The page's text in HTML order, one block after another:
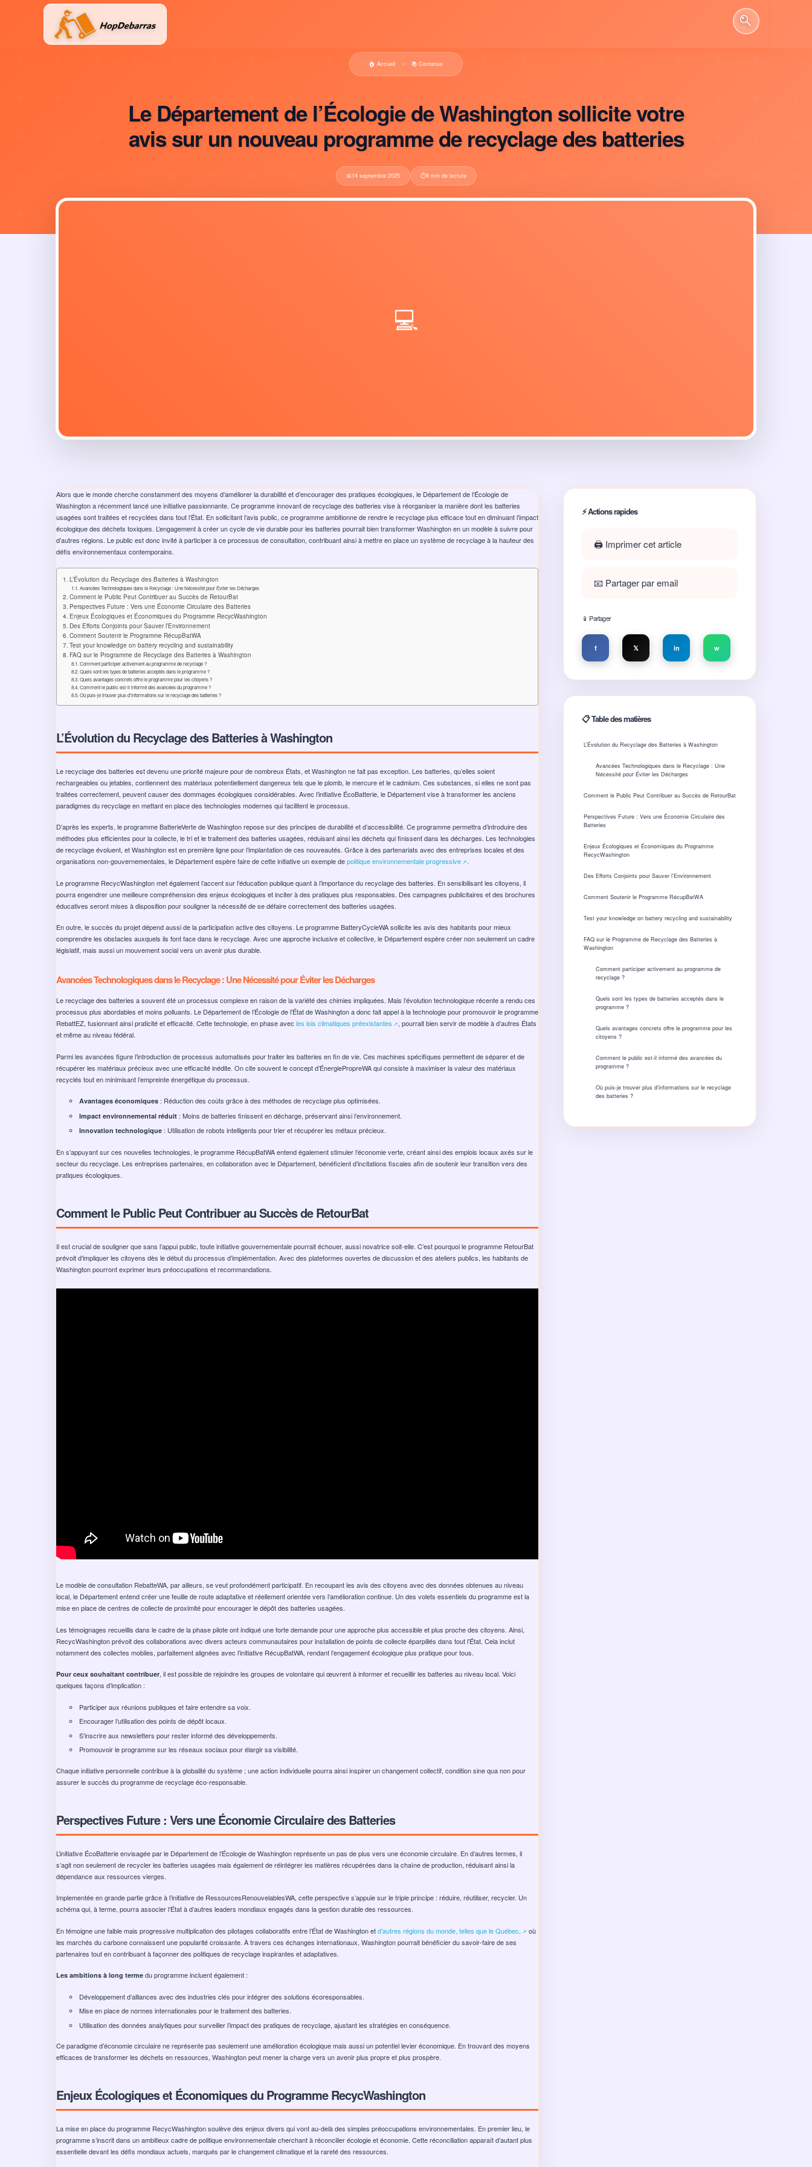
🏠 Accueil • 📚 Contenus
Le Département de l’Écologie de Washington sollicite votre
avis sur un nouveau programme de recyclage des batteries
📅14 septembre 2025 ⏱️9 min de lecture
💻
Alors que le monde cherche constamment des moyens d’améliorer la durabilité et d’encourager des pratiques écologiques, le Département de l’Écologie de
Washington a récemment lancé une initiative passionnante. Ce programme innovant de recyclage des batteries vise à réorganiser la manière dont les batteries
usagées sont traitées et recyclées dans tout l’État. En sollicitant l’avis public, ce programme ambitionne de rendre le recyclage plus efficace tout en diminuant l’impact
écologique des déchets toxiques. L’engagement à créer un cycle de vie durable pour les batteries pourrait bien transformer Washington en un modèle à suivre pour
d’autres régions. Le public est donc invité à participer à ce processus de consultation, contribuant ainsi à mettre en place un système de recyclage à la hauteur des
défis environnementaux contemporains.
L’Évolution du Recyclage des Batteries à Washington
Avancées Technologiques dans le Recyclage : Une Nécessité pour Éviter les Décharges
Comment le Public Peut Contribuer au Succès de RetourBat
Perspectives Future : Vers une Économie Circulaire des Batteries
Enjeux Écologiques et Économiques du Programme RecycWashington
Des Efforts Conjoints pour Sauver l’Environnement
Comment Soutenir le Programme RécupBatWA
Test your knowledge on battery recycling and sustainability
FAQ sur le Programme de Recyclage des Batteries à Washington
Comment participer activement au programme de recyclage ?
Quels sont les types de batteries acceptés dans le programme ?
Quels avantages concrets offre le programme pour les citoyens ?
Comment le public est-il informé des avancées du programme ?
Où puis-je trouver plus d'informations sur le recyclage des batteries ?
L’Évolution du Recyclage des Batteries à Washington
Le recyclage des batteries est devenu une priorité majeure pour de nombreux États, et Washington ne fait pas exception. Les batteries, qu’elles soient
rechargeables ou jetables, contiennent des matériaux potentiellement dangereux tels que le plomb, le mercure et le cadmium. Ces substances, si elles ne sont pas
traitées correctement, peuvent causer des dommages écologiques considérables. Avec l’initiative ÉcoBatterie, le Département vise à transformer les anciens
paradigmes du recyclage en mettant en place des technologies modernes qui facilitent le processus.
D’après les experts, le programme BatterieVerte de Washington repose sur des principes de durabilité et d’accessibilité. Ce programme permettra d’introduire des
méthodes plus efficientes pour la collecte, le tri et le traitement des batteries usagées, réduisant ainsi les déchets qui finissent dans les décharges. Les technologies
de recyclage évoluent, et Washington est en première ligne pour l’implantation de ces nouveautés. Grâce à des partenariats avec des entreprises locales et des
organisations non-gouvernementales, le Département espère faire de cette initiative un exemple depolitique environnementale progressive ↗️.
Le programme RecycWashington met également l’accent sur l’éducation publique quant à l’importance du recyclage des batteries. En sensibilisant les citoyens, il
pourra engendrer une meilleure compréhension des enjeux écologiques et inciter à des pratiques plus responsables. Des campagnes publicitaires et des brochures
éducatives seront mises à disposition pour souligner la nécessité de se défaire correctement des batteries usagées.
En outre, le succès du projet dépend aussi de la participation active des citoyens. Le programme BatteryCycleWA sollicite les avis des habitants pour mieux
comprendre les obstacles auxquels ils font face dans le recyclage. Avec une approche inclusive et collective, le Département espère créer non seulement un cadre
législatif, mais aussi un mouvement social vers un avenir plus durable.
Avancées Technologiques dans le Recyclage : Une Nécessité pour Éviter les Décharges
Le recyclage des batteries a souvent été un processus complexe en raison de la variété des chimies impliquées. Mais l’évolution technologique récente a rendu ces
processus plus abordables et moins polluants. Le Département de l’Écologie de l’État de Washington a donc fait appel à la technologie pour promouvoir le programme
RebattEZ, fusionnant ainsi praticité et efficacité. Cette technologie, en phase avec les lois climatiques préexistantes ↗️, pourrait bien servir de modèle à d’autres États
et même au niveau fédéral.
Parmi les avancées figure l’introduction de processus automatisés pour traiter les batteries en fin de vie. Ces machines spécifiques permettent de séparer et de
récupérer les matériaux précieux avec une efficacité inédite. On cite souvent le concept d’ÉnergiePropreWA qui consiste à maximiser la valeur des matériaux
recyclés tout en minimisant l’empreinte énergétique du processus.
Avantages économiques : Réduction des coûts grâce à des méthodes de recyclage plus optimisées.
Impact environnemental réduit : Moins de batteries finissent en décharge, préservant ainsi l’environnement.
Innovation technologique : Utilisation de robots intelligents pour trier et récupérer les métaux précieux.
En s’appuyant sur ces nouvelles technologies, le programme RécupBatWA entend également stimuler l’économie verte, créant ainsi des emplois locaux axés sur le
secteur du recyclage. Les entreprises partenaires, en collaboration avec le Département, bénéficient d’incitations fiscales afin de soutenir leur transition vers des
pratiques écologiques.
Comment le Public Peut Contribuer au Succès de RetourBat
Il est crucial de souligner que sans l’appui public, toute initiative gouvernementale pourrait échouer, aussi novatrice soit-elle. C’est pourquoi le programme RetourBat
prévoit d’impliquer les citoyens dès le début du processus d’implémentation. Avec des plateformes ouvertes de discussion et des ateliers publics, les habitants de
Washington pourront exprimer leurs préoccupations et recommandations.
Le modèle de consultation RebatteWA, par ailleurs, se veut profondément participatif. En recoupant les avis des citoyens avec des données obtenues au niveau
local, le Département entend créer une feuille de route adaptative et réellement orientée vers l’amélioration continue. Un des volets essentiels du programme est la
mise en place de centres de collecte de proximité pour encourager le dépôt des batteries usagées.
Les témoignages recueillis dans le cadre de la phase pilote ont indiqué une forte demande pour une approche plus accessible et plus proche des citoyens. Ainsi,
RecycWashington prévoit des collaborations avec divers acteurs communautaires pour installation de points de collecte éparpillés dans tout l’État. Cela inclut
notamment des collectes mobiles, parfaitement alignées avec l’initiative RécupBatWA, rendant l’engagement écologique plus pratique pour tous.
Pour ceux souhaitant contribuer, il est possible de rejoindre les groupes de volontaire qui œuvrent à informer et recueillir les batteries au niveau local. Voici
quelques façons d’implication :
Participer aux réunions publiques et faire entendre sa voix.
Encourager l’utilisation des points de dépôt locaux.
S’inscrire aux newsletters pour rester informé des développements.
Promouvoir le programme sur les réseaux sociaux pour élargir sa visibilité.
Chaque initiative personnelle contribue à la globalité du système ; une action individuelle pourra ainsi inspirer un changement collectif, condition sine qua non pour
assurer le succès du programme de recyclage éco-responsable.
Perspectives Future : Vers une Économie Circulaire des Batteries
L’initiative ÉcoBatterie envisagée par le Département de l’Écologie de Washington représente un pas de plus vers une économie circulaire. En d’autres termes, il
s’agit non seulement de recycler les batteries usagées mais également de réintégrer les matières récupérées dans la chaîne de production, réduisant ainsi la
dépendance aux ressources vierges.
Implementée en grande partie grâce à l’initiative de RessourcesRenouvelablesWA, cette perspective s’appuie sur le triple principe : réduire, réutiliser, recycler. Un
schéma qui, à terme, pourra associer l’État à d’autres leaders mondiaux engagés dans la gestion durable des ressources.
En témoigne une faible mais progressive multiplication des pilotages collaboratifs entre l’État de Washington etd’autres régions du monde, telles que le Québec, ↗️ où
les marchés du carbone connaissent une popularité croissante. À travers ces échanges internationaux, Washington pourrait bénéficier du savoir-faire de ses
partenaires tout en contribuant à façonner des politiques de recyclage inspirantes et adaptatives.
Les ambitions à long terme du programme incluent également :
Développement d’alliances avec des industries clés pour intégrer des solutions écoresponsables.
Mise en place de normes internationales pour le traitement des batteries.
Utilisation des données analytiques pour surveiller l’impact des pratiques de recyclage, ajustant les stratégies en conséquence.
Ce paradigme d’économie circulaire ne représente pas seulement une amélioration écologique mais aussi un potentiel levier économique. En trouvant des moyens
efficaces de transformer les déchets en ressources, Washington peut mener la charge vers un avenir plus propre et plus prospère.
Enjeux Écologiques et Économiques du Programme RecycWashington
La mise en place du programme RecycWashington soulève des enjeux divers qui vont au-delà des simples préoccupations environnementales. En premier lieu, le
programme s’inscrit dans un ambitieux cadre de politique environnementale cherchant à réconcilier écologie et économie. Cette réconciliation apparaît d’autant plus
essentielle devant les défis mondiaux actuels, marqués par le changement climatique et la rareté des ressources.
⚡ Actions rapides
🖨️ Imprimer cet article
📧 Partager par email
📱 Partager
f 𝕏 in w
📋 Table des matières
L’Évolution du Recyclage des Batteries à Washington
Avancées Technologiques dans le Recyclage : Une
Nécessité pour Éviter les Décharges
Comment le Public Peut Contribuer au Succès de RetourBat
Perspectives Future : Vers une Économie Circulaire des
Batteries
Enjeux Écologiques et Économiques du Programme
RecycWashington
Des Efforts Conjoints pour Sauver l’Environnement
Comment Soutenir le Programme RécupBatWA
Test your knowledge on battery recycling and sustainability
FAQ sur le Programme de Recyclage des Batteries à
Washington
Comment participer activement au programme de
recyclage ?
Quels sont les types de batteries acceptés dans le
programme ?
Quels avantages concrets offre le programme pour les
citoyens ?
Comment le public est-il informé des avancées du
programme ?
Où puis-je trouver plus d'informations sur le recyclage
des batteries ?